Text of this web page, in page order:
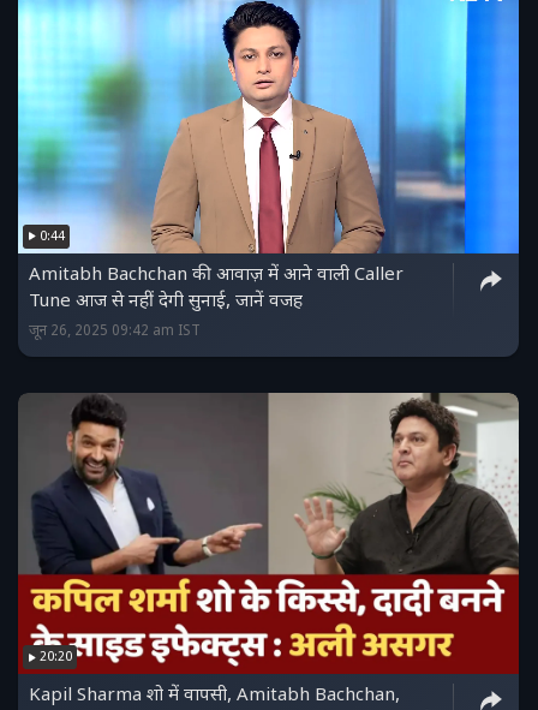
0:44
Amitabh Bachchan की आवाज़ में आने वाली Caller
Tune आज से नहीं देगी सुनाई, जानें वजह
जून 26, 2025 09:42 am IST
20:20
Kapil Sharma शो में वापसी, Amitabh Bachchan,